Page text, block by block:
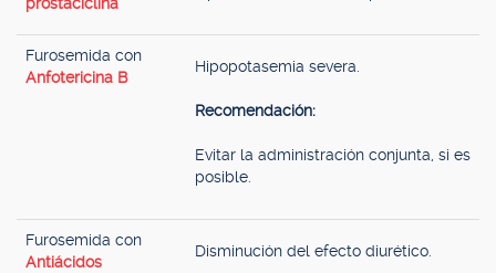
Furosemida con
Anfotericina B
Hipopotasemia severa.
Recomendación:
Evitar la administración conjunta, si es
posible.
Furosemida con
Antiácidos
Disminución del efecto diurético.